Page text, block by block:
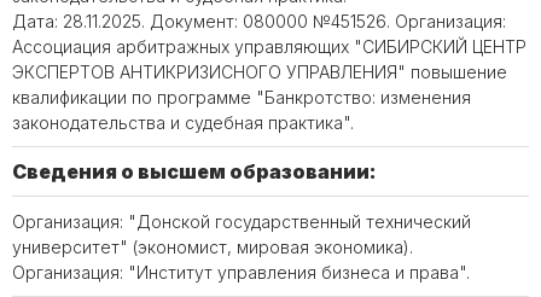
Дата: 28.11.2025. Документ: 080000 №451526. Организация:
Ассоциация арбитражных управляющих "СИБИРСКИЙ ЦЕНТР
ЭКСПЕРТОВ АНТИКРИЗИСНОГО УПРАВЛЕНИЯ" повышение
квалификации по программе "Банкротство: изменения
законодательства и судебная практика".
Сведения о высшем образовании:
Организация: "Донской государственный технический
университет" (экономист, мировая экономика).
Организация: "Институт управления бизнеса и права".